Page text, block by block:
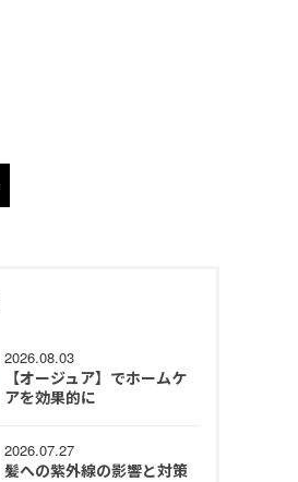
2026.08.03
【オージュア】でホームケ
アを効果的に
2026.07.27
髪への紫外線の影響と対策